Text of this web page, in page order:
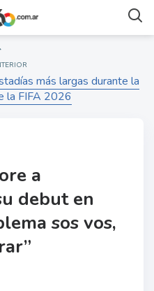
más largas durante la
la FIFA 2026
a
debut en
sos vos,